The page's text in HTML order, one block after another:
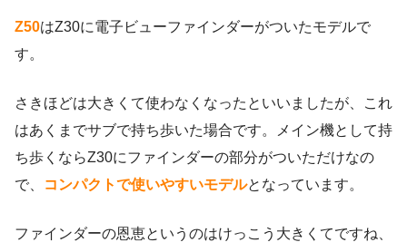
Z50はZ30に電子ビューファインダーがついたモデルで
す。
さきほどは大きくて使わなくなったといいましたが、これ
はあくまでサブで持ち歩いた場合です。メイン機として持
ち歩くならZ30にファインダーの部分がついただけなの
で、
コンパクトで使いやすいモデルとなっています。
ファインダーの恩恵というのはけっこう大きくてですね、